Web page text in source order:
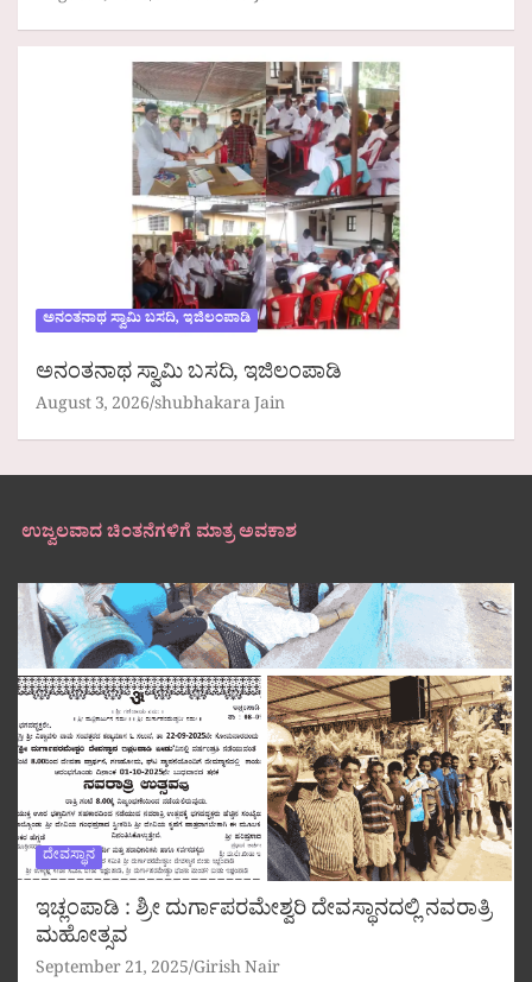
ಅನಂತನಾಥ ಸ್ವಾಮಿ ಬಸದಿ, ಇಜಿಲಂಪಾಡಿ
ಅನಂತನಾಥ ಸ್ವಾಮಿ ಬಸದಿ, ಇಜಿಲಂಪಾಡಿ
August 3, 2026 shubhakara Jain
ಉಜ್ವಲವಾದ ಚಿಂತನೆಗಳಿಗೆ ಮಾತ್ರ ಅವಕಾಶ
ದೇವಸ್ಥಾನ
ಇಚ್ಲಂಪಾಡಿ : ಶ್ರೀ ದುರ್ಗಾಪರಮೇಶ್ವರಿ ದೇವಸ್ಥಾನದಲ್ಲಿ ನವರಾತ್ರಿ
ಮಹೋತ್ಸವ
September 21, 2025 Girish Nair